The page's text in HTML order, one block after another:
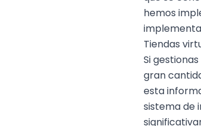
hemos
Tiendas
Si
gran
esta
sistema de